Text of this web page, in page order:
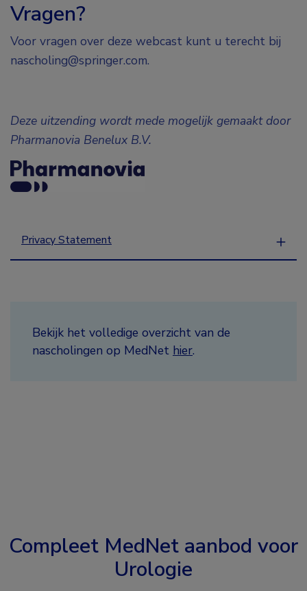
Vragen?
Voor vragen over deze webcast kunt u terecht bij
nascholing@springer.com.
Deze uitzending wordt mede mogelijk gemaakt door
Pharmanovia Benelux B.V.
Privacy Statement
Bekijk het volledige overzicht van de
nascholingen op MedNet hier.
Compleet MedNet aanbod voor
Urologie